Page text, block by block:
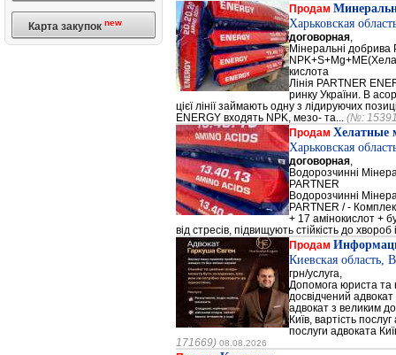
Карта закупок new
Продам
Харьковская
договорная
Мінеральні добрива
кислота
Лінія PARTNER
ринку України. В
цієї лінії займають одну з лідируючих
ENERGY входять NPK, мезо- та... (№:
Продам Хелатные
Харьковская
договорная
Водорозчинні
PARTNER
Водорозчинні
PARTNER / -
+ 17 амінокислот +
від стресів, підвищують стійкість до хвороб
Продам
Киевская область,
грн/услуга,
Допомога юриста та
досвідчений
адвокат з великим
Київ, вартість
послуги адвоката
171669) 08.08.2026